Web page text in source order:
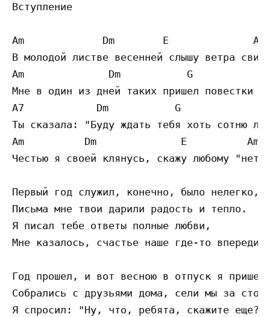
Вступление
Am             Dm        E              Am
В молодой листве весенней слышу ветра
Am              Dm           G
Мне в один из дней таких пришел повестки
A7            Dm           G             C
Ты сказала: "Буду ждать тебя хоть сотню
Am          Dm              E          Am
Честью я своей клянусь, скажу любому
Первый год служил, конечно, было нелегко,
Письма мне твои дарили радость и тепло.
Я писал тебе ответы полные любви,
Мне казалось, счастье наше где-то впереди.
Год прошел, и вот весною в отпуск я
Собрались с друзьями дома, сели мы за
Я спросил: "Ну, что, ребята, скажите еще?"